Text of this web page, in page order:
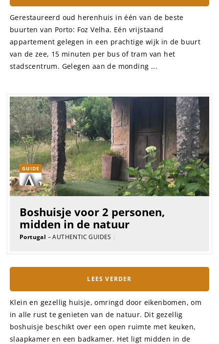
Gerestaureerd oud herenhuis in één van de beste
buurten van Porto: Foz Velha. Eén vrijstaand
appartement gelegen in een prachtige wijk in de buurt
van de zee, 15 minuten per bus of tram van het
stadscentrum. Gelegen aan de monding ...
GUIDE
Boshuisje voor 2 personen,
midden in de natuur
Portugal – AUTHENTIC GUIDES |
LEES VERDER
Klein en gezellig huisje, omringd door eikenbomen, om
in alle rust te genieten van de natuur. Dit gezellig
boshuisje beschikt over een open ruimte met keuken,
slaapkamer en een badkamer. Het ligt midden in de